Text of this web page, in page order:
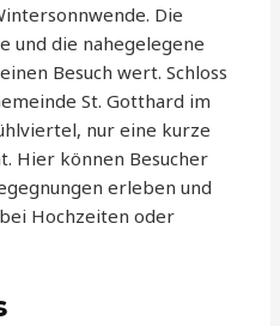
Die
und die nahegelegene
Besuch wert. Schloss
St. Gotthard im
nur eine kurze
Hier können Besucher
erleben und
Hochzeiten oder